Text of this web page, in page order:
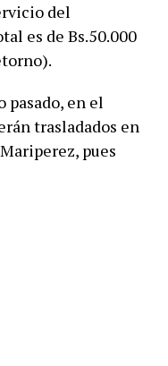
del
es de Bs.50.000
en el
trasladados en
pues